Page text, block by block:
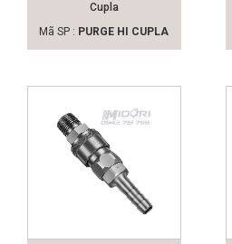
Cupla
Mã SP : PURGE HI CUPLA